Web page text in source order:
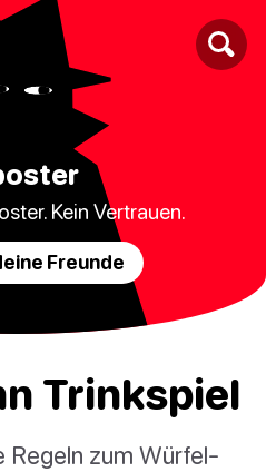
Kein Vertrauen.
Freunde
Trinkspiel
Regeln zum Würfel-